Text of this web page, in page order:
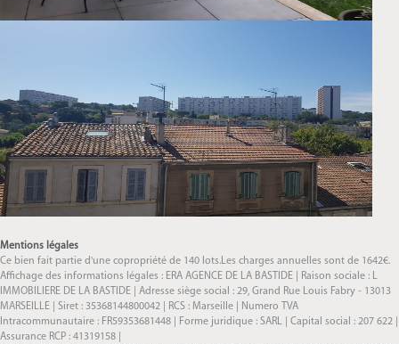
Mentions légales
Ce bien fait partie d'une copropriété de 140 lots.Les charges annuelles sont de 1642€.
Affichage des informations légales : ERA AGENCE DE LA BASTIDE | Raison sociale : L
IMMOBILIERE DE LA BASTIDE | Adresse siège social : 29, Grand Rue Louis Fabry - 13013
MARSEILLE | Siret : 35368144800042 | RCS : Marseille | Numero TVA
Intracommunautaire : FR59353681448 | Forme juridique : SARL | Capital social : 207 622 |
Assurance RCP : 41319158 |